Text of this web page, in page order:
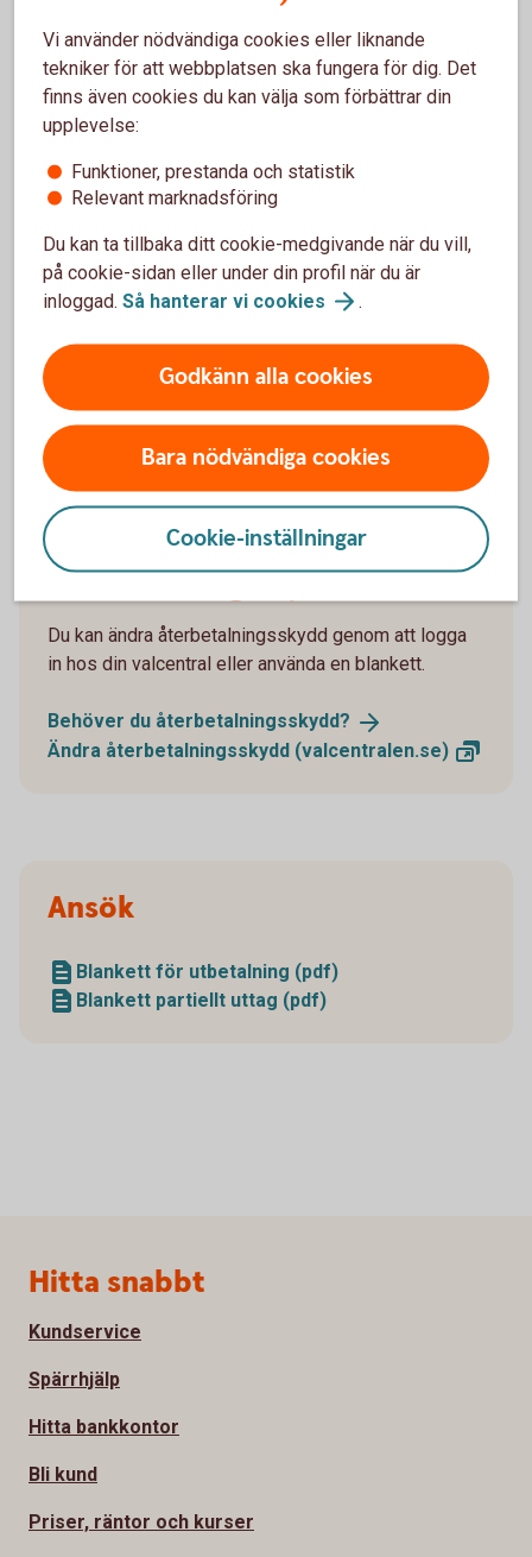
Tillbaka
pensionsutbetalning
Du kan enkelt pausa din pensionsutbetalning och
även förkorta, förlänga eller ta bort en pågående
Pausa dinpensionsutbetalning
Återbetalningsskydd
Du kan ändra återbetalningsskydd genom att logga
in hos din valcentral eller använda en blankett.
Behöver du återbetalningsskydd?
Ändra återbetalningsskydd (valcentralen.se)
Ansök
Blankett för utbetalning (pdf)
Blankett partiellt uttag (pdf)
Vi använder nödvändiga cookies eller liknande
tekniker för att webbplatsen ska fungera för dig. Det
finns även cookies du kan välja som förbättrar din
upplevelse:
Funktioner, prestanda och statistik
Relevant marknadsföring
Du kan ta tillbaka ditt cookie-medgivande när du vill,
på cookie-sidan eller under din profil när du är
inloggad. Så hanterar vi cookies .
Godkänn alla cookies
Bara nödvändiga cookies
Cookie-inställningar
Sidfot
Hitta snabbt
Kundservice
Spärrhjälp
Hitta bankkontor
Bli kund
Priser, räntor och kurser